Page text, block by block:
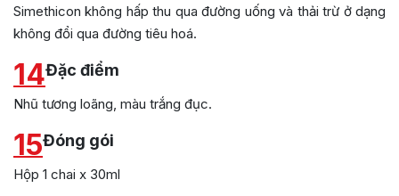
Simethicon không hấp thu qua đường uống và thải trừ ở dạng
không đổi qua đường tiêu hoá.
14Đặc điểm
Nhũ tương loãng, màu trắng đục.
15Đóng gói
Hộp 1 chai x 30ml